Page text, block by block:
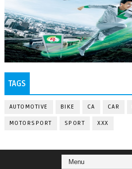
TAGS
AUTOMOTIVE BIKE CA CAR
MOTORSPORT SPORT XXX